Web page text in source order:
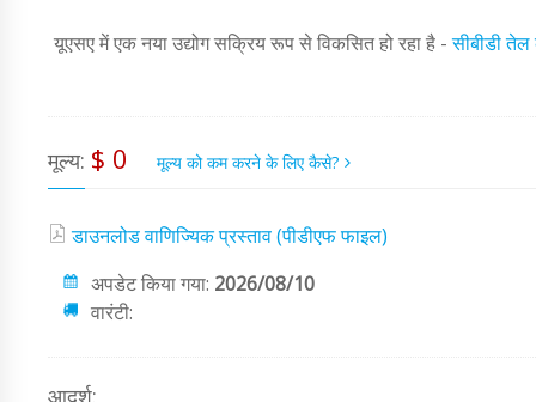
यूएसए में एक नया उद्योग सक्रिय रूप से विकसित हो रहा है -सीबीडी
मूल्य: $ 0 मूल्य को कम करने के लिए कैसे?
डाउनलोड वाणिज्यिक प्रस्ताव (पीडीएफ फाइल)
अपडेट किया गया: 2026/08/10
वारंटी: